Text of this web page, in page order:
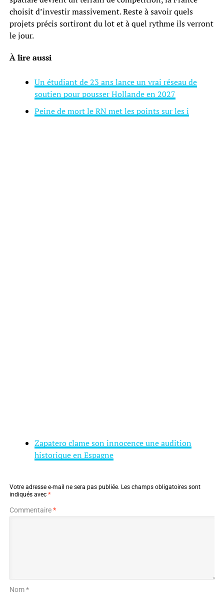
choisit d’investir massivement. Reste à savoir quels
projets précis sortiront du lot et à quel rythme ils verront
le jour.
À lire aussi
Un étudiant de 23 ans lance un vrai réseau de
soutien pour pousser Hollande en 2027
Peine de mort le RN met les points sur les i
Zapatero clame son innocence une audition
historique en Espagne
Votre adresse e-mail ne sera pas publiée. Les champs obligatoires sont
indiqués avec *
Commentaire*
Nom *